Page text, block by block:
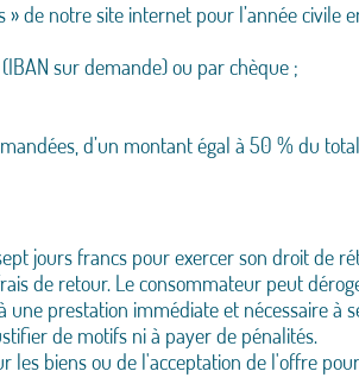
de notre site internet pour l’année civile
sur demande) ou par chèque ;
d’un montant égal à 50 % du
jours francs pour exercer son droit de
de retour. Le consommateur peut
prestation immédiate et nécessaire à
de motifs ni à payer de pénalités.
biens ou de l'acceptation de l'offre